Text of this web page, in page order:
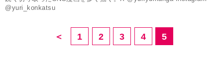
@yuri_konkatsu
＜ 1 2 3 4 5